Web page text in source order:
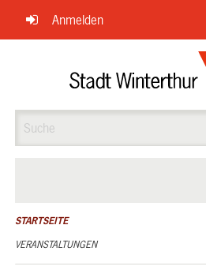
Navigation
überspringen
Anmelden
ÜBER UNS
STARTSEITE
VERANSTALTUNGEN